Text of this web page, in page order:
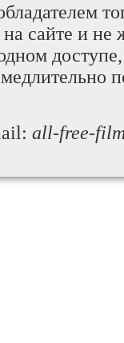
сайте и не
all-free-